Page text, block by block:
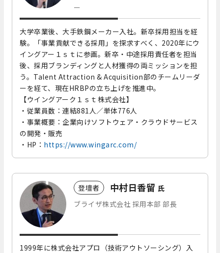
ー
大学卒業後、大手鉄鋼メーカー入社。新卒採用担当を経
験。「事業貢献できる採用」を探求すべく、2020年にウ
イングアー１ｓｔに参画。新卒・中途採用責任者を担当
後、採用ブランディングと人材獲得の両ミッションを担
う。Talent Attraction & Acquisition部のチームリーダ
ーを経て、現在HRBPの立ち上げを推進中。
【ウイングアーク１ｓｔ株式会社】
・従業員数：連結881人／単体776人
・事業概要：企業向けソフトウェア・クラウドサービス
の開発・販売
・HP： https://www.wingarc.com/
登壇者 中村日香留 氏
ブライザ株式会社 採用本部 部長
1999年に株式会社アプロ（技術アウトソーシング）入